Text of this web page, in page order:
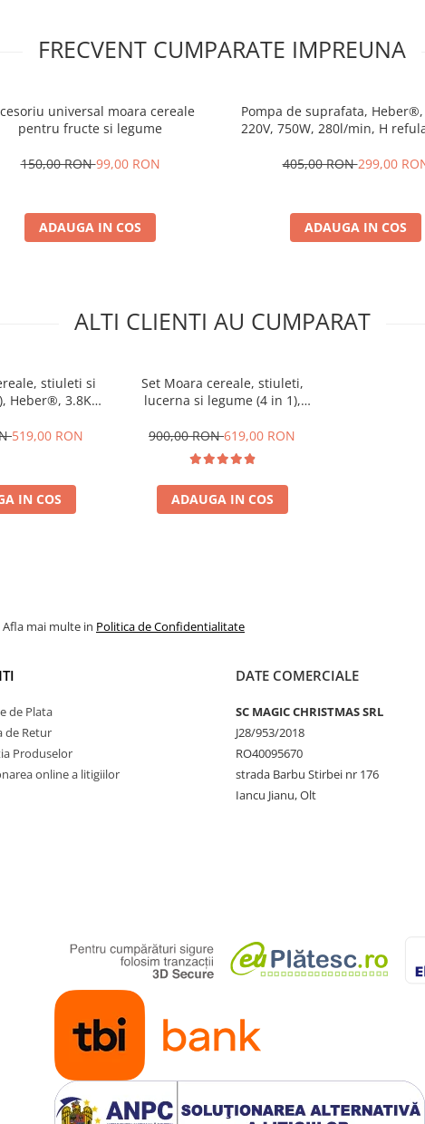
FRECVENT CUMPARATE IMPREUNA
universal moara cereale
pentru fructe si legume
150,00 RON99,00 RON
ADAUGA IN COS
Pompa de suprafata, Heber®,
220V, 750W, 280l/min, H
405,00 RON299,00
ADAUGA IN COS
ALTI CLIENTI AU CUMPARAT
stiuleti si
Heber®, 3.8KW,
519,00 RON
IN COS
Set Moara cereale, stiuleti,
lucerna si legume (4 in 1),
ciocanele + razatoare + cutite +
suport
900,00 RON619,00 RON
ADAUGA IN COS
mai multe in Politica de Confidentialitate
de Plata
de Retur
Produselor
online a litigiilor
DATE COMERCIALE
SC MAGIC CHRISTMAS SRL
J28/953/2018
RO40095670
strada Barbu Stirbei nr 176
Iancu Jianu, Olt